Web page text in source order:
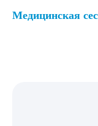
Медицинская